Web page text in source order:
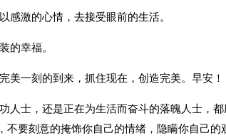
感激的心情，去接受眼前的生活。
的幸福。
美一刻的到来，抓住现在，创造完美。早安！
人士，还是正在为生活而奋斗的落魄人士，
不要刻意的掩饰你自己的情绪，隐瞒你自己